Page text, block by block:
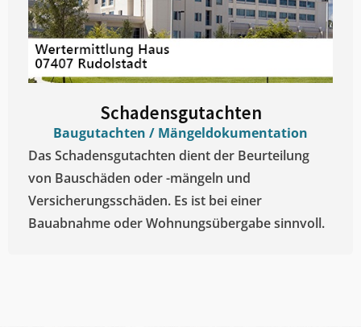
Schadensgutachten
Baugutachten / Mängeldokumentation
Das Schadensgutachten dient der Beurteilung
von Bauschäden oder -mängeln und
Versicherungsschäden. Es ist bei einer
Bauabnahme oder Wohnungsübergabe sinnvoll.